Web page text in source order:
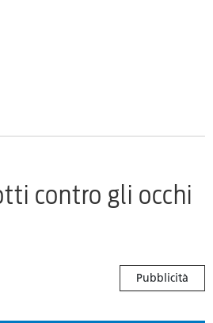
contro gli occhi
Pubblicità